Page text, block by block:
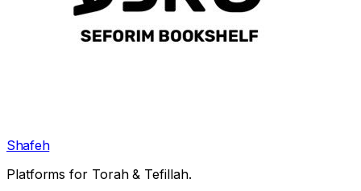
Shafeh
Platforms for Torah & Tefillah.